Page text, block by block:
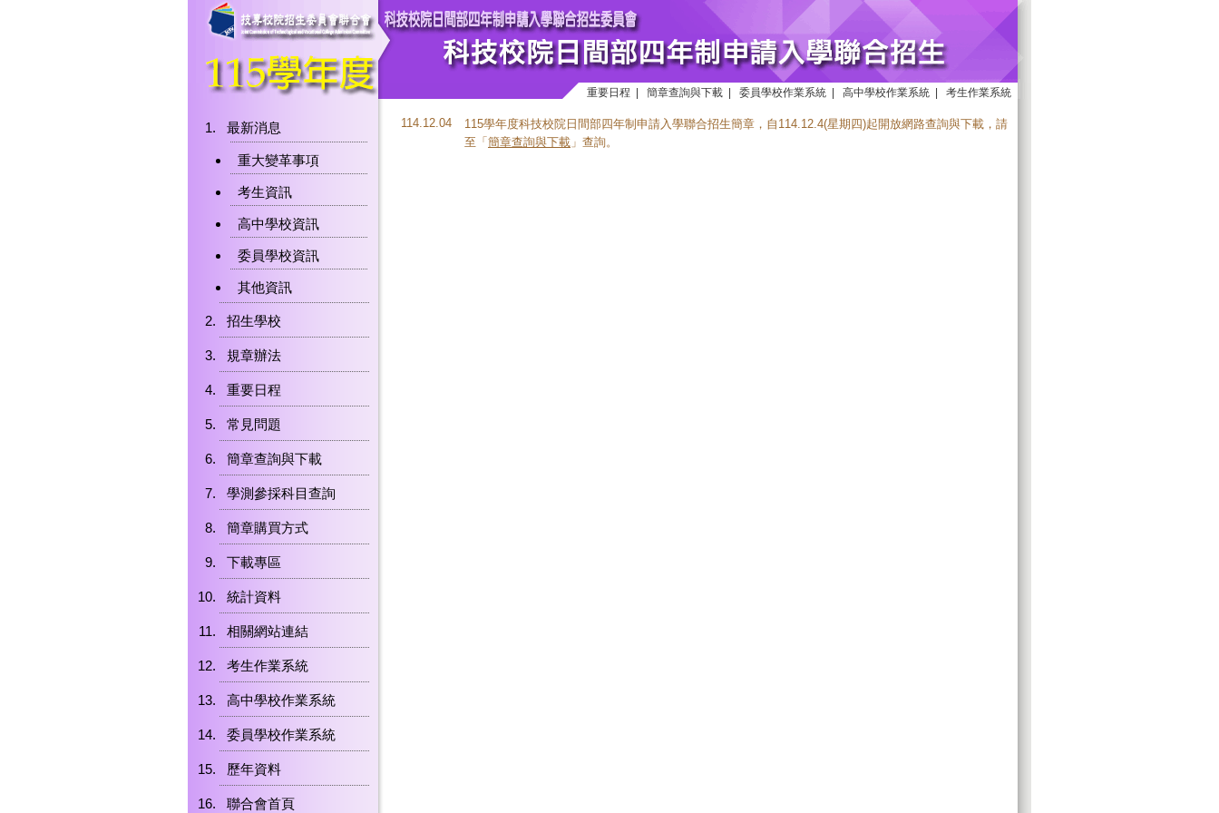
重要日程 簡章查詢與下載 委員學校作業系統 高中學校作業系統 考生作業系統
最新消息
重大變革事項
考生資訊
高中學校資訊
委員學校資訊
其他資訊
招生學校
規章辦法
重要日程
常見問題
簡章查詢與下載
學測參採科目查詢
簡章購買方式
下載專區
統計資料
相關網站連結
考生作業系統
高中學校作業系統
委員學校作業系統
歷年資料
聯合會首頁
114.12.04
115學年度科技校院日間部四年制申請入學聯合招生簡章，自114.12.4(星期四)起開放網路查詢與下載，請
至「 簡章查詢與下載 」查詢。